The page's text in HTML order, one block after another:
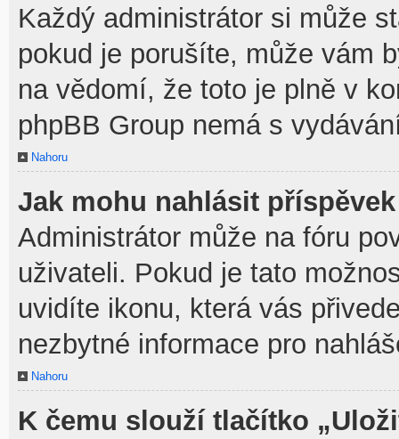
Každý administrátor si může
pokud je porušíte, může vám
na vědomí, že toto je plně v
phpBB Group nemá s
Nahoru
Jak mohu nahlásit
Administrátor může na fóru
uživateli. Pokud je tato
uvidíte ikonu, která vás
nezbytné informace pro
Nahoru
K čemu slouží tlačítko